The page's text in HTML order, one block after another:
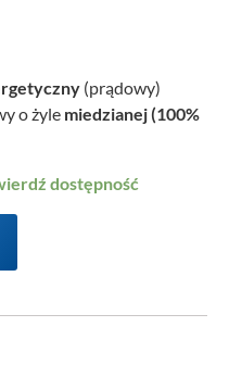
(prądowy)
o żyle miedzianej(100%
dostępność